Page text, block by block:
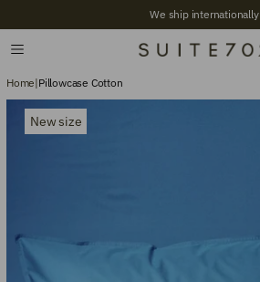
We ship internationally
New size
Home|Pillowcase Cotton